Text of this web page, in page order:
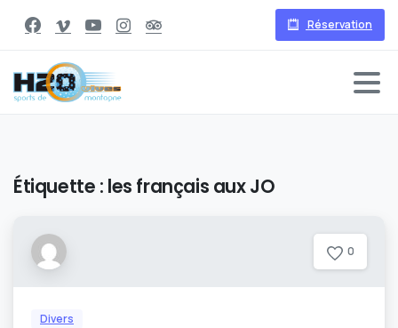
Réservation
Étiquette : les français aux JO
0
Divers